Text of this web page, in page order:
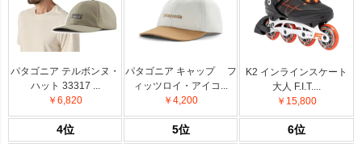
パタゴニア テルボンヌ・
ハット 33317 ...
￥6,820
パタゴニア キャップ フ
ィッツロイ・アイコ...
￥4,200
K2 インラインスケート
大人 F.I.T....
￥15,800
4位 5位 6位